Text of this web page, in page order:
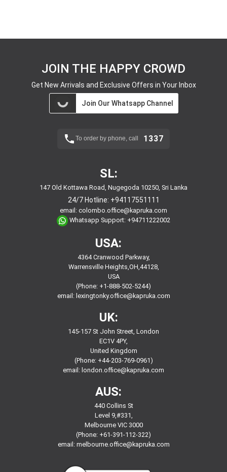
JOIN THE HAPPY CROWD
Get New Arrivals and Exclusive Offers in Your Inbox
Join Our Whatsapp Channel
To order by phone, call 1337
SL:
147 Old Kottawa Road, Nugegoda 10250, Sri Lanka
24/7 Hotline: +94117551111
email: colombo.office@kapruka.com
Whatsapp Support: +94711222002
USA:
4364 Cranwood Parkway,
Warrensville Heights,OH,44128,
USA
(Phone: +1-888-502-5244)
email: lexingtonky.office@kapruka.com
UK:
145-157 St John Street, London
EC1V 4PY,
United Kingdom
(Phone: +44-203-769-0961)
email: london.office@kapruka.com
AUS:
440 Collins St
Level 9,#331,
Melbourne VIC 3000
(Phone: +61-391-112-322)
email: melbourne.office@kapruka.com